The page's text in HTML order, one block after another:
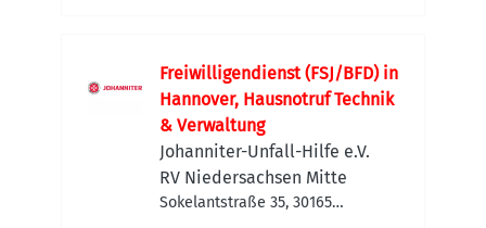
Freiwilligendienst (FSJ/BFD) in
Hannover, Hausnotruf Technik
& Verwaltung
Johanniter-Unfall-Hilfe e.V.
RV Niedersachsen Mitte
Sokelantstraße 35, 30165